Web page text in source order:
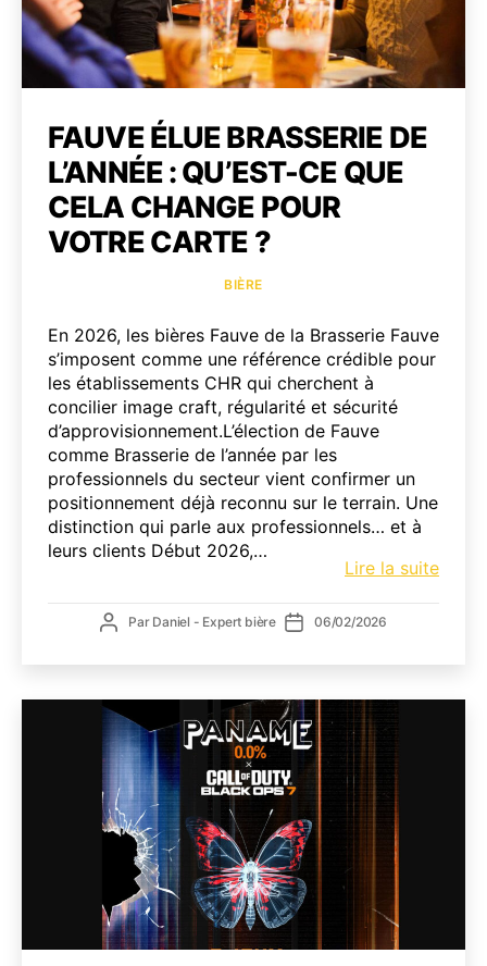
FAUVE ÉLUE BRASSERIE DE
L’ANNÉE : QU’EST-CE QUE
CELA CHANGE POUR
VOTRE CARTE ?
BIÈRE
En 2026, les bières Fauve de la Brasserie Fauve
s’imposent comme une référence crédible pour
les établissements CHR qui cherchent à
concilier image craft, régularité et sécurité
d’approvisionnement.L’élection de Fauve
comme Brasserie de l’année par les
professionnels du secteur vient confirmer un
positionnement déjà reconnu sur le terrain. Une
distinction qui parle aux professionnels… et à
leurs clients Début 2026,…
Lire la suiteFauve
AuteurPar Daniel - Expert bière Date
06/02/2026